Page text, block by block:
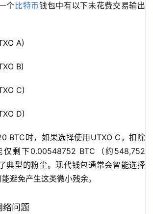
个 比特币钱包中有以下未花费交易输出
A)
B)
C)
D)
BTC时，如果选择使用UTXO C，扣除
剩下0.00548752 BTC（约548,752
典型的粉尘。现代钱包通常会智能选择
避免产生这类微小残余。
络问题